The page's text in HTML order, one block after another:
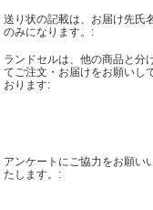
送り状の記載は、お届け先氏
のみになります。:
ランドセルは、他の商品と分
てご注文・お届けをお願いし
おります:
アンケートにご協力をお願い
たします。: